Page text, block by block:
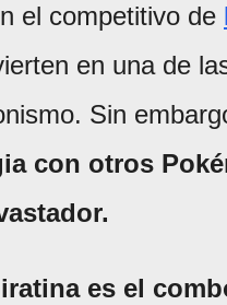
el competitivo de
en una de
Sin
con otros
es el